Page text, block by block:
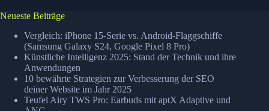
Giant
Neueste Beiträge
Vergleich: iPhone 15-Serie vs. Android-Flaggschiffe
(Samsung Galaxy S24, Google Pixel 8 Pro)
Künstliche Intelligenz 2025: Stand der Technik und ihre
Anwendungen
10 bewährte Strategien zur Verbesserung der SEO
deiner Website im Jahr 2025
Teufel Airy TWS Pro: Earbuds mit aptX Adaptive und